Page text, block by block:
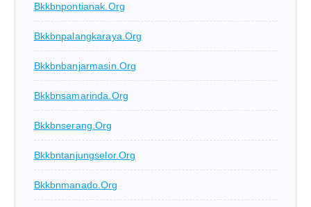
Bkkbnpontianak.org
Bkkbnpalangkaraya.org
Bkkbnbanjarmasin.org
Bkkbnsamarinda.org
Bkkbnserang.org
Bkkbntanjungselor.org
Bkkbnmanado.org